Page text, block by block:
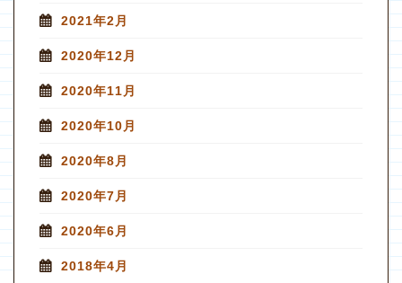
2021年2月
2020年12月
2020年11月
2020年10月
2020年8月
2020年7月
2020年6月
2018年4月